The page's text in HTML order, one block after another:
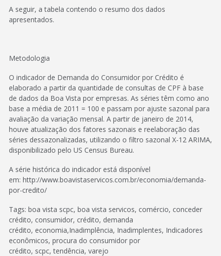
A seguir, a tabela contendo o resumo dos dados
apresentados.
Metodologia
O indicador de Demanda do Consumidor por Crédito é
elaborado a partir da quantidade de consultas de CPF à base
de dados da Boa Vista por empresas. As séries têm como ano
base a média de 2011 = 100 e passam por ajuste sazonal para
avaliação da variação mensal. A partir de janeiro de 2014,
houve atualização dos fatores sazonais e reelaboração das
séries dessazonalizadas, utilizando o filtro sazonal X-12 ARIMA,
disponibilizado pelo US Census Bureau.
A série histórica do indicador está disponível
em: http://www.boavistaservicos.com.br/economia/demanda-
por-credito/
Tags: boa vista scpc, boa vista servicos, comércio, conceder
crédito, consumidor, crédito, demanda
crédito, economia,Inadimplência, Inadimplentes, Indicadores
econômicos, procura do consumidor por
crédito, scpc, tendência, varejo